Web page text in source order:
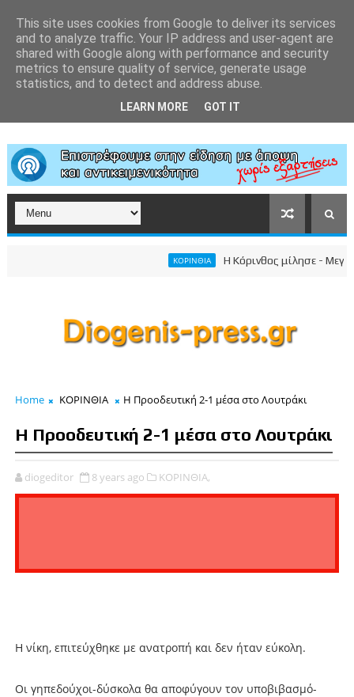
ΚΟΡΙΝΘΙΑ Η Κόρινθος μίλησε -
Home ΚΟΡΙΝΘΙΑ Η Προοδευτική 2-1 μέσα στο Λουτράκι
Η Προοδευτική 2-1 μέσα στο Λουτράκι
diogeditor 8 years ago ΚΟΡΙΝΘΙΑ,
Η νίκη, επιτεύχθηκε με ανατροπή και δεν ήταν εύκολη.
Οι γηπεδούχοι-δύσκολα θα αποφύγουν τον υποβιβασμό-
This site uses cookies from Google to deliver its services
and to analyze traffic. Your IP address and user-agent are
shared with Google along with performance and security
metrics to ensure quality of service, generate usage
statistics, and to detect and address abuse.
LEARN MORE GOT IT